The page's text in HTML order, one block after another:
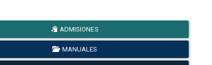
ADMISIONES
MANUALES